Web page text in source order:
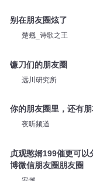
别在朋友圈炫了
楚翘_诗歌之王
镰刀们的朋友圈
远川研究所
你的朋友圈里，还有朋
夜听频道
贞观憨婿199催更可以
博微信朋友圈朋友圈